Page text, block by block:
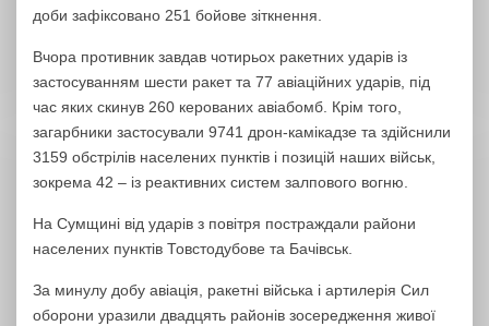
доби зафіксовано 251 бойове зіткнення.
Вчора противник завдав чотирьох ракетних ударів із
застосуванням шести ракет та 77 авіаційних ударів, під
час яких скинув 260 керованих авіабомб. Крім того,
загарбники застосували 9741 дрон-камікадзе та здійснили
3159 обстрілів населених пунктів і позицій наших військ,
зокрема 42 – із реактивних систем залпового вогню.
На Сумщині від ударів з повітря постраждали райони
населених пунктів Товстодубове та Бачівськ.
За минулу добу авіація, ракетні війська і артилерія Сил
оборони уразили двадцять районів зосередження живої